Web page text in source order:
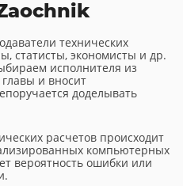
технических
статисты, экономисты и др.
исполнителя из
и вносит
доделывать
расчетов происходит
компьютерных
вероятность ошибки или